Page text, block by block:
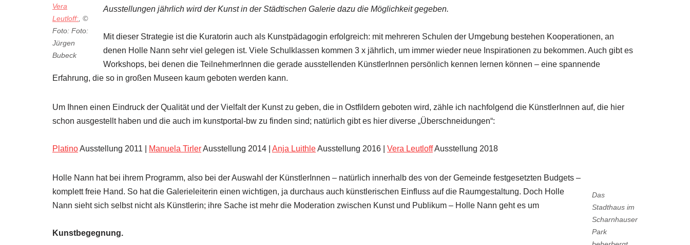
Vera
Leutloff: , ©
Foto: Foto:
Jürgen
Bubeck
Ausstellungen jährlich wird der Kunst in der Städtischen Galerie dazu die Möglichkeit gegeben.
Mit dieser Strategie ist die Kuratorin auch als Kunstpädagogin erfolgreich: mit mehreren Schulen der Umgebung bestehen Kooperationen, an
denen Holle Nann sehr viel gelegen ist. Viele Schulklassen kommen 3 x jährlich, um immer wieder neue Inspirationen zu bekommen. Auch gibt es
Workshops, bei denen die TeilnehmerInnen die gerade ausstellenden KünstlerInnen persönlich kennen lernen können – eine spannende
Erfahrung, die so in großen Museen kaum geboten werden kann.
Um Ihnen einen Eindruck der Qualität und der Vielfalt der Kunst zu geben, die in Ostfildern geboten wird, zähle ich nachfolgend die KünstlerInnen auf, die hier
schon ausgestellt haben und die auch im kunstportal-bw zu finden sind; natürlich gibt es hier diverse „Überschneidungen“:
PlatinoAusstellung 2011 | Manuela TirlerAusstellung 2014 | Anja LuithleAusstellung 2016 | Vera LeutloffAusstellung 2018
Das
Stadthaus im
Scharnhauser
Park
Holle Nann hat bei ihrem Programm, also bei der Auswahl der KünstlerInnen – natürlich innerhalb des von der Gemeinde festgesetzten Budgets –
komplett freie Hand. So hat die Galerieleiterin einen wichtigen, ja durchaus auch künstlerischen Einfluss auf die Raumgestaltung. Doch Holle
Nann sieht sich selbst nicht als Künstlerin; ihre Sache ist mehr die Moderation zwischen Kunst und Publikum – Holle Nann geht es um
Kunstbegegnung.